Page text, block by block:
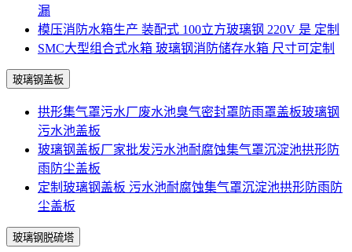
漏
模压消防水箱生产 装配式 100立方玻璃钢 220V 是 定制
SMC大型组合式水箱 玻璃钢消防储存水箱 尺寸可定制
玻璃钢盖板
拱形集气罩污水厂废水池臭气密封罩防雨罩盖板玻璃钢
污水池盖板
玻璃钢盖板厂家批发污水池耐腐蚀集气罩沉淀池拱形防
雨防尘盖板
定制玻璃钢盖板 污水池耐腐蚀集气罩沉淀池拱形防雨防
尘盖板
玻璃钢脱硫塔